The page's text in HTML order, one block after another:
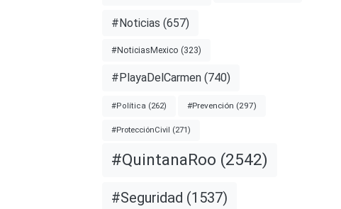
#Noticias (657)
#NoticiasMexico (323)
#PlayaDelCarmen(740)
#Política (262) #Prevención (297)
#ProtecciónCivil (271)
#QuintanaRoo (2542)
#Seguridad (1537)